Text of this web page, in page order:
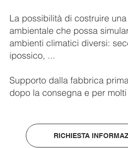
La possibilità di costruire
ambientale che possa
ambienti climatici diversi:
ipossico, ...
Supporto dalla fabbrica
dopo la consegna e per
RICHIESTA